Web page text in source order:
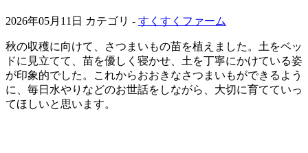
2026年05月11日 カテゴリ - すくすくファーム
秋の収穫に向けて、さつまいもの苗を植えました。土をベッ
ドに見立てて、苗を優しく寝かせ、土を丁寧にかけている姿
が印象的でした。これからおおきなさつまいもができるよう
に、毎日水やりなどのお世話をしながら、大切に育てていっ
てほしいと思います。